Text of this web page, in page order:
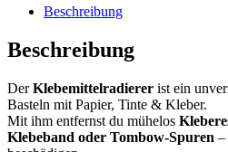
rückstandsfrei
Menge
Beschreibung
Beschreibung
DerKlebemittelradierer ist ein
Basteln mit Papier, Tinte & Kleber.
Mit ihm entfernst du mühelos
Klebeband oder Tombow-Spuren –